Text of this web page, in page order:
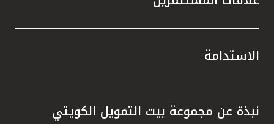
الاستدامة
نبذة عن مجموعة بيت التمويل الكويتي